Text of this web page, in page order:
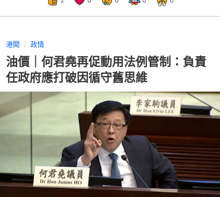
港聞 政情
油價｜何君堯再促動用法例管制：負責
任政府應打破因循守舊思維